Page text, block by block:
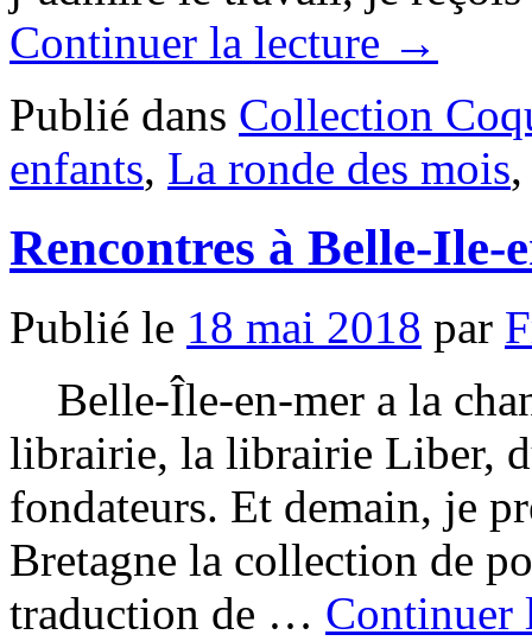
Continuer la lecture →
Publié dans Collection
enfants, La ronde des mois
Rencontres à Belle-Ile-
Publié le 18 mai 2018 par
Belle-Île-en-mer a la
librairie, la librairie Liber,
fondateurs. Et demain, je
Bretagne la collection de
traduction de … Continuer